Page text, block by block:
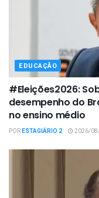
EDUCAÇÃO
#Eleições2026:
desempenho do
no ensino médio
PORESTAGIÁRIO 2 2026/